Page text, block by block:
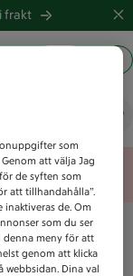
frakt
som
att välja Jag
de syften som
att tillhandahålla”.
inaktiveras de. Om
som du ser
denna meny för att
genom att klicka
webbsidan. Dina val